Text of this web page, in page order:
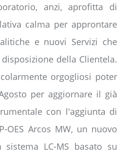
anzi, aprofitta di
calma per approntare
e nuovi Servizi che
della Clientela.
orgogliosi poter
per aggiornare il già
con l'aggiunta di
OES Arcos MW, un nuovo
sistema LC-MS basato su